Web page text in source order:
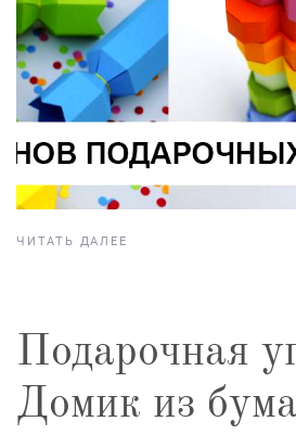
ЧИТАТЬ ДАЛЕЕ
Подарочная
Домик из